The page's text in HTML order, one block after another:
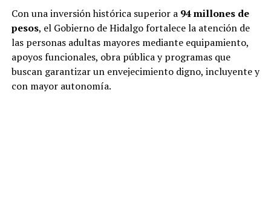
Con una inversión histórica superior a 94 millones de
pesos, el Gobierno de Hidalgo fortalece la atención de
las personas adultas mayores mediante equipamiento,
apoyos funcionales, obra pública y programas que
buscan garantizar un envejecimiento digno, incluyente y
con mayor autonomía.